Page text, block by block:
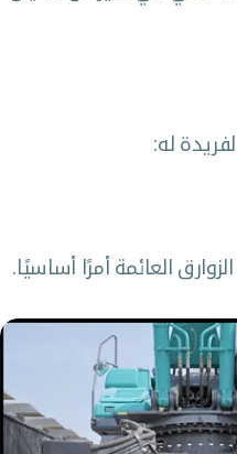
له:
العائمة أمرًا أساسيًا.